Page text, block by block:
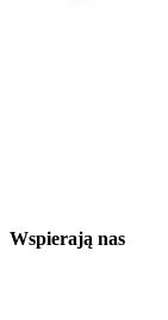
Wspierają nas